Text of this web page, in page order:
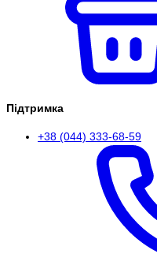
Підтримка
+38 (044) 333-68-59